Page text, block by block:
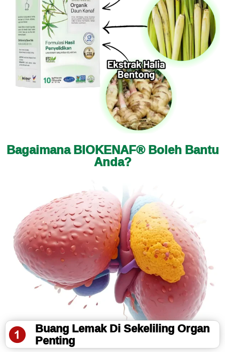
Bagaimana BIOKENAF® Boleh Bantu
Anda?
Buang Lemak Di Sekeliling Organ
Penting